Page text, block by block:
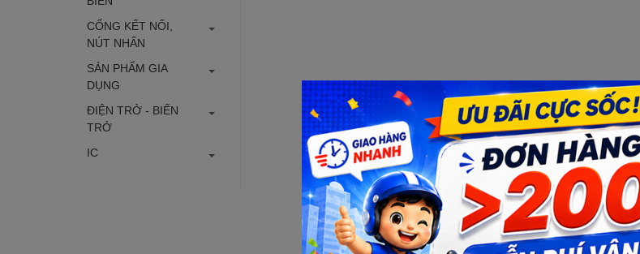
CỔNG KẾT NỐI,
NÚT NHẤN
SẢN PHẨM GIA
DỤNG
ĐIỆN TRỞ - BIẾN
TRỞ
IC